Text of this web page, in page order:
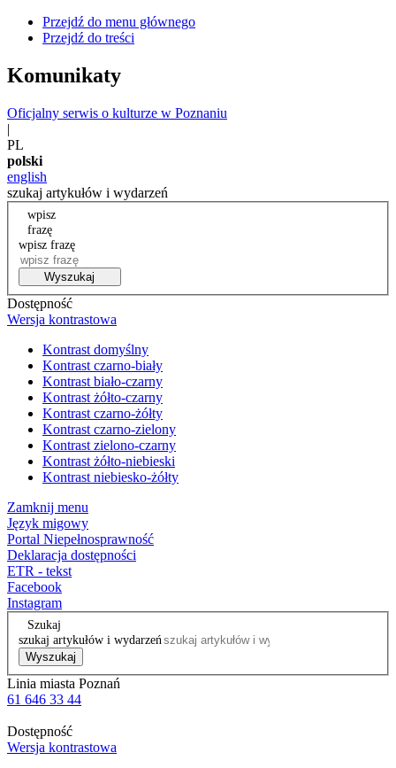
Przejdź do menu głównego
Przejdź do treści
Komunikaty
Oficjalny serwis o kulturze w Poznaniu
|
PL
polski
english
szukaj artykułów i wydarzeń
wpisz
frazę
wpisz frazę
Wyszukaj
Dostępność
Wersja kontrastowa
Kontrast domyślny
Kontrast czarno-biały
Kontrast biało-czarny
Kontrast żółto-czarny
Kontrast czarno-żółty
Kontrast czarno-zielony
Kontrast zielono-czarny
Kontrast żółto-niebieski
Kontrast niebiesko-żółty
Zamknij menu
Język migowy
Portal Niepełnosprawność
Deklaracja dostępności
ETR - tekst
Facebook
Instagram
Szukaj
szukaj artykułów i wydarzeń
Wyszukaj
Linia miasta Poznań
61 646 33 44
Dostępność
Wersja kontrastowa